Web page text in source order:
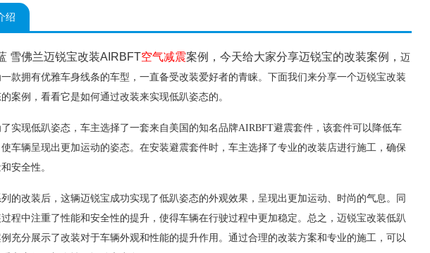
绍
雪佛兰迈锐宝改装AIRBFT空气减震案例，今天给大家分享迈锐宝的改装案例， 迈
款拥有优雅车身线条的车型，一直备受改装爱好者的青睐。下面我们来分享一个迈锐宝改装
案例，看看它是如何通过改装来实现低趴姿态的。
实现低趴姿态，车主选择了一套来自美国的知名品牌AIRBFT避震套件，该套件可以降低车
车辆呈现出更加运动的姿态。在安装避震套件时，车主选择了专业的改装店进行施工，确保
安全性。
的改装后，这辆迈锐宝成功实现了低趴姿态的外观效果，呈现出更加运动、时尚的气息。同
程中注重了性能和安全性的提升，使得车辆在行驶过程中更加稳定。 总之，迈锐宝改装低趴
充分展示了改装对于车辆外观和性能的提升作用。通过合理的改装方案和专业的施工，可以